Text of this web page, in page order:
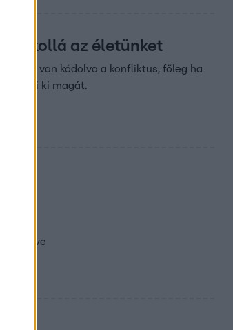
pokollá az életünket
bele van kódolva a konfliktus, főleg ha
éli ki magát.
éve